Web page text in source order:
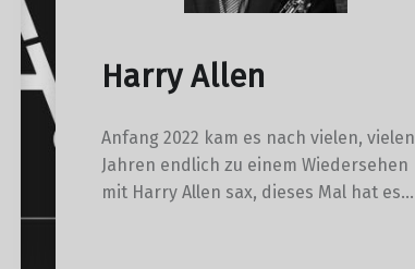
Harry Allen
Anfang 2022 kam es nach vielen, vielen
Jahren endlich zu einem Wiedersehen
mit Harry Allen sax, dieses Mal hat es…